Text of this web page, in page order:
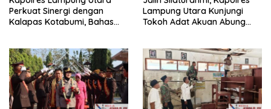
Perkuat Sinergi dengan
Kalapas Kotabumi, Bahas
Lampung Utara Kunjungi
Tokoh Adat Akuan Abung